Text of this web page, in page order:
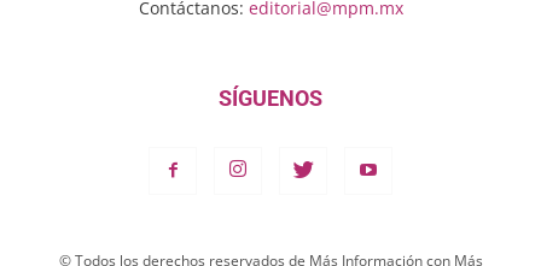
Contáctanos: editorial@mpm.mx
SÍGUENOS
© Todos los derechos reservados de Más Información con Más